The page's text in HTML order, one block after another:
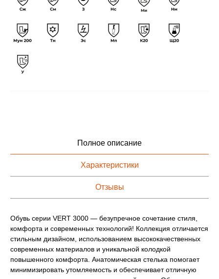
Полное описание
Характеристики
Отзывы
Обувь серии VERT 3000 — безупречное сочетание стиля,
комфорта и современных технологий! Коллекция отличается
стильным дизайном, использованием высококачественных
современных материалов и уникальной колодкой
повышенного комфорта. Анатомическая стелька помогает
минимизировать утомляемость и обеспечивает отличную